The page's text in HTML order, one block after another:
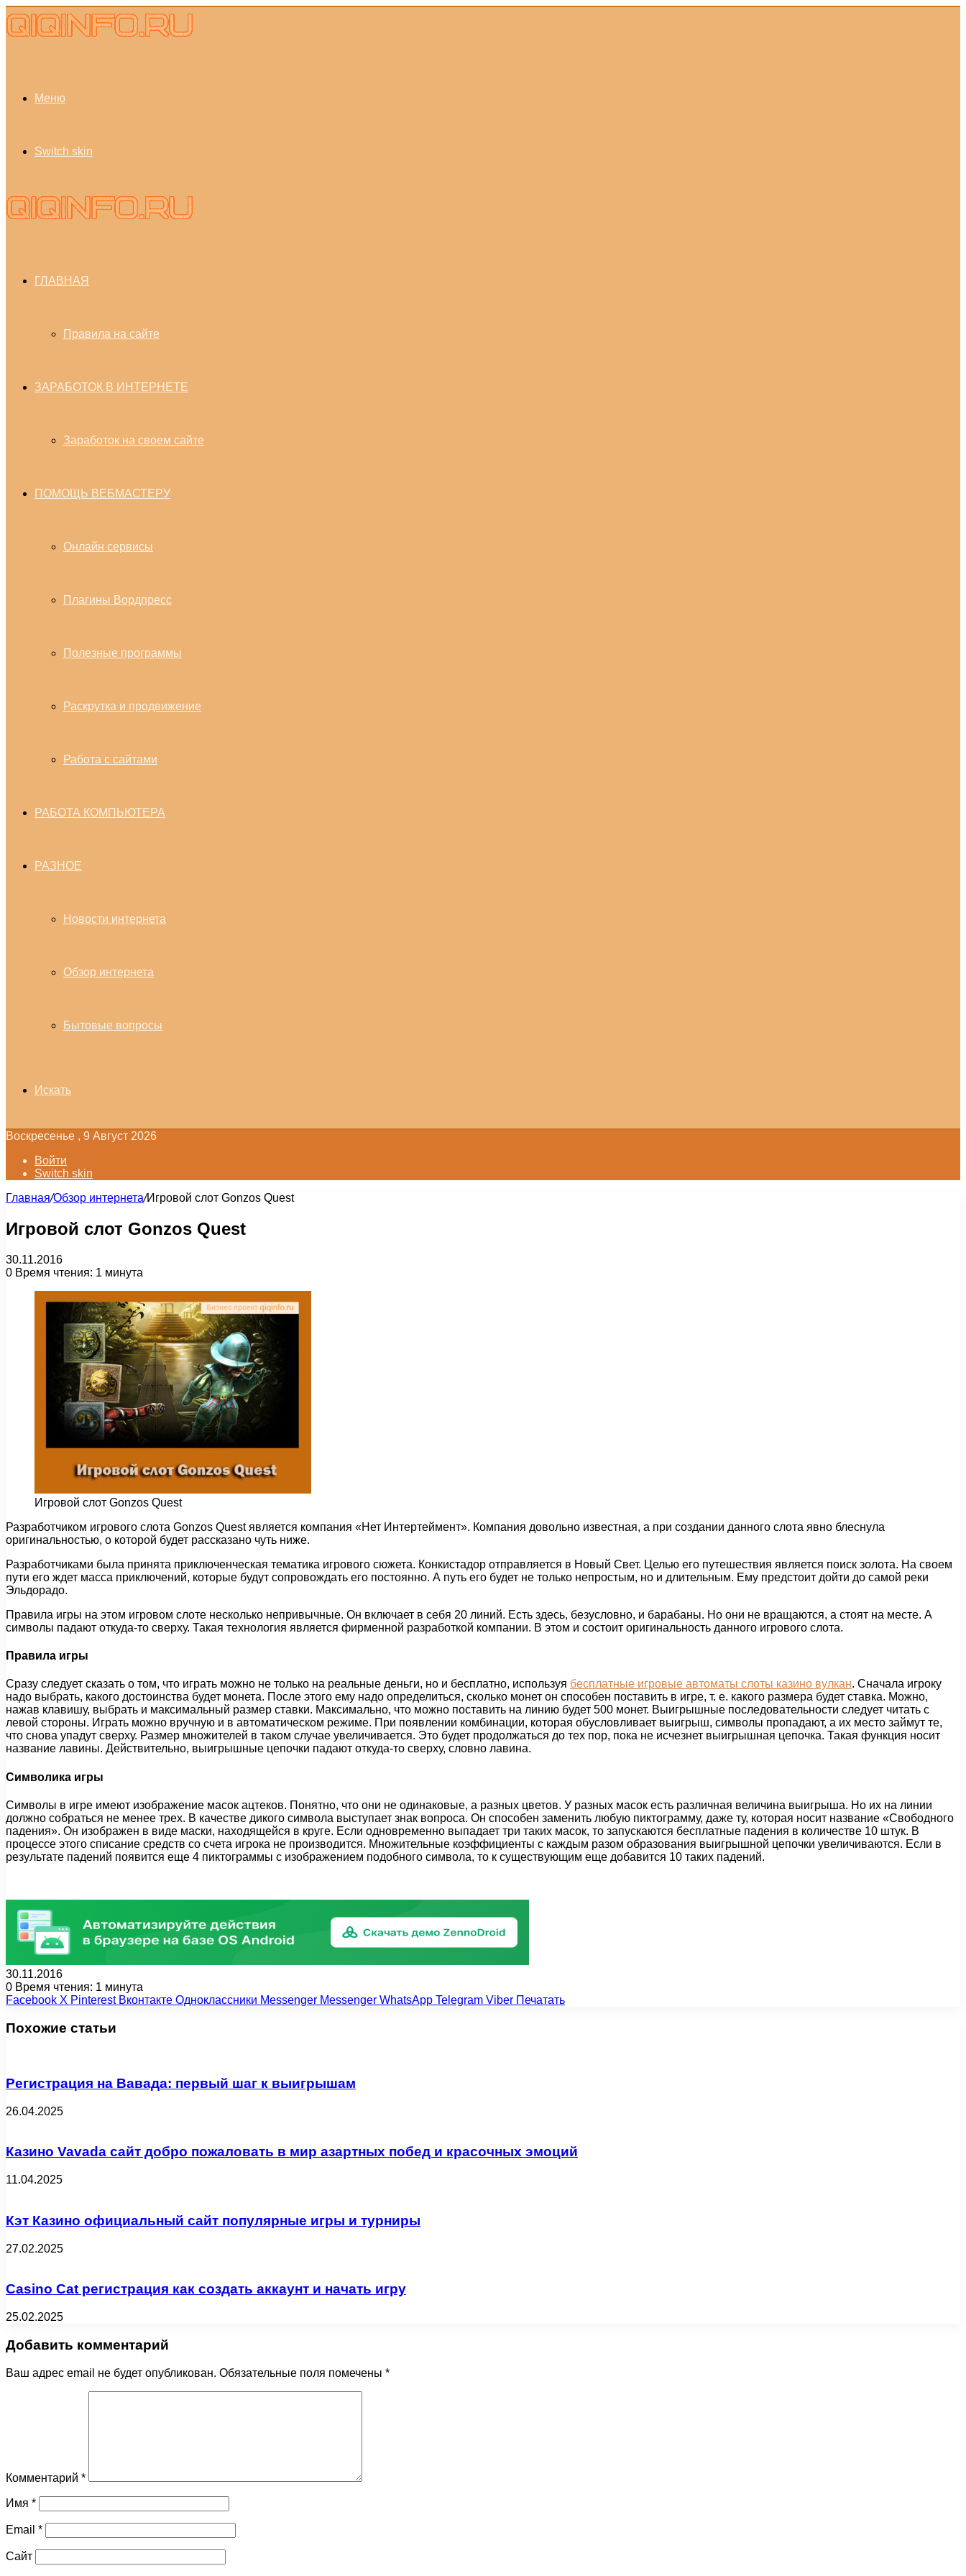
Меню
Switch skin
ГЛАВНАЯ
Правила на сайте
ЗАРАБОТОК В ИНТЕРНЕТЕ
Заработок на своем сайте
ПОМОЩЬ ВЕБМАСТЕРУ
Онлайн сервисы
Плагины Вордпресс
Полезные программы
Раскрутка и продвижение
Работа с сайтами
РАБОТА КОМПЬЮТЕРА
РАЗНОЕ
Новости интернета
Обзор интернета
Бытовые вопросы
Искать
Воскресенье , 9 Август 2026
Войти
Switch skin
Главная/Обзор интернета/Игровой слот Gonzos Quest
Игровой слот Gonzos Quest
30.11.2016
0 Время чтения: 1 минута
Игровой слот Gonzos Quest
Разработчиком игрового слота Gonzos Quest является компания «Нет Интертеймент». Компания довольно известная, а при создании данного слота явно блеснула
оригинальностью, о которой будет рассказано чуть ниже.
Разработчиками была принята приключенческая тематика игрового сюжета. Конкистадор отправляется в Новый Свет. Целью его путешествия является поиск золота. На своем
пути его ждет масса приключений, которые будут сопровождать его постоянно. А путь его будет не только непростым, но и длительным. Ему предстоит дойти до самой реки
Эльдорадо.
Правила игры на этом игровом слоте несколько непривычные. Он включает в себя 20 линий. Есть здесь, безусловно, и барабаны. Но они не вращаются, а стоят на месте. А
символы падают откуда-то сверху. Такая технология является фирменной разработкой компании. В этом и состоит оригинальность данного игрового слота.
Правила игры
Сразу следует сказать о том, что играть можно не только на реальные деньги, но и бесплатно, используя бесплатные игровые автоматы слоты казино вулкан. Сначала игроку
надо выбрать, какого достоинства будет монета. После этого ему надо определиться, сколько монет он способен поставить в игре, т. е. какого размера будет ставка. Можно,
нажав клавишу, выбрать и максимальный размер ставки. Максимально, что можно поставить на линию будет 500 монет. Выигрышные последовательности следует читать с
левой стороны. Играть можно вручную и в автоматическом режиме. При появлении комбинации, которая обусловливает выигрыш, символы пропадают, а их место займут те,
что снова упадут сверху. Размер множителей в таком случае увеличивается. Это будет продолжаться до тех пор, пока не исчезнет выигрышная цепочка. Такая функция носит
название лавины. Действительно, выигрышные цепочки падают откуда-то сверху, словно лавина.
Символика игры
Символы в игре имеют изображение масок ацтеков. Понятно, что они не одинаковые, а разных цветов. У разных масок есть различная величина выигрыша. Но их на линии
должно собраться не менее трех. В качестве дикого символа выступает знак вопроса. Он способен заменить любую пиктограмму, даже ту, которая носит название «Свободного
падения». Он изображен в виде маски, находящейся в круге. Если одновременно выпадает три таких масок, то запускаются бесплатные падения в количестве 10 штук. В
процессе этого списание средств со счета игрока не производится. Множительные коэффициенты с каждым разом образования выигрышной цепочки увеличиваются. Если в
результате падений появится еще 4 пиктограммы с изображением подобного символа, то к существующим еще добавится 10 таких падений.
30.11.2016
0 Время чтения: 1 минута
Facebook X Pinterest Вконтакте Одноклассники Messenger Messenger WhatsApp Telegram Viber Печатать
Похожие статьи
Регистрация на Вавада: первый шаг к выигрышам
26.04.2025
Казино Vavada сайт добро пожаловать в мир азартных побед и красочных эмоций
11.04.2025
Кэт Казино официальный сайт популярные игры и турниры
27.02.2025
Casino Cat регистрация как создать аккаунт и начать игру
25.02.2025
Добавить комментарий
Ваш адрес email не будет опубликован. Обязательные поля помечены *
Комментарий *
Имя *
Email *
Сайт